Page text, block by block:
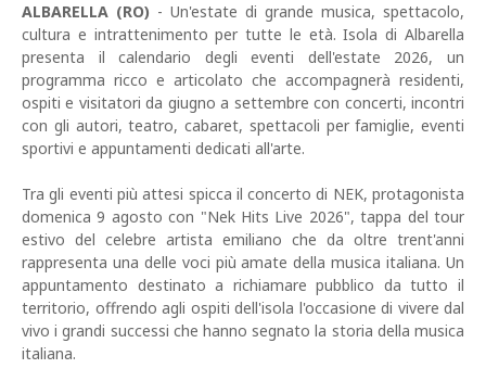
ALBARELLA (RO) - Un'estate di grande musica, spettacolo,
cultura e intrattenimento per tutte le età. Isola di Albarella
presenta il calendario degli eventi dell'estate 2026, un
programma ricco e articolato che accompagnerà residenti,
ospiti e visitatori da giugno a settembre con concerti, incontri
con gli autori, teatro, cabaret, spettacoli per famiglie, eventi
sportivi e appuntamenti dedicati all'arte.
Tra gli eventi più attesi spicca il concerto di NEK, protagonista
domenica 9 agosto con "Nek Hits Live 2026", tappa del tour
estivo del celebre artista emiliano che da oltre trent'anni
rappresenta una delle voci più amate della musica italiana. Un
appuntamento destinato a richiamare pubblico da tutto il
territorio, offrendo agli ospiti dell'isola l'occasione di vivere dal
vivo i grandi successi che hanno segnato la storia della musica
italiana.